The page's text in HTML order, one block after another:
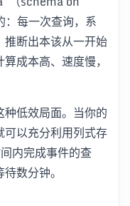
每一次查询，系
断出本该从一开始
成本高、速度慢，
低效局面。当你的
以充分利用列式存
内完成事件的查
数分钟。